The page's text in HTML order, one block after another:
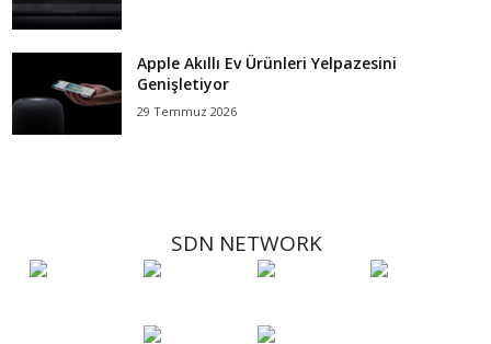
Apple Akıllı Ev Ürünleri Yelpazesini
Genişletiyor
29 Temmuz 2026
SDN NETWORK